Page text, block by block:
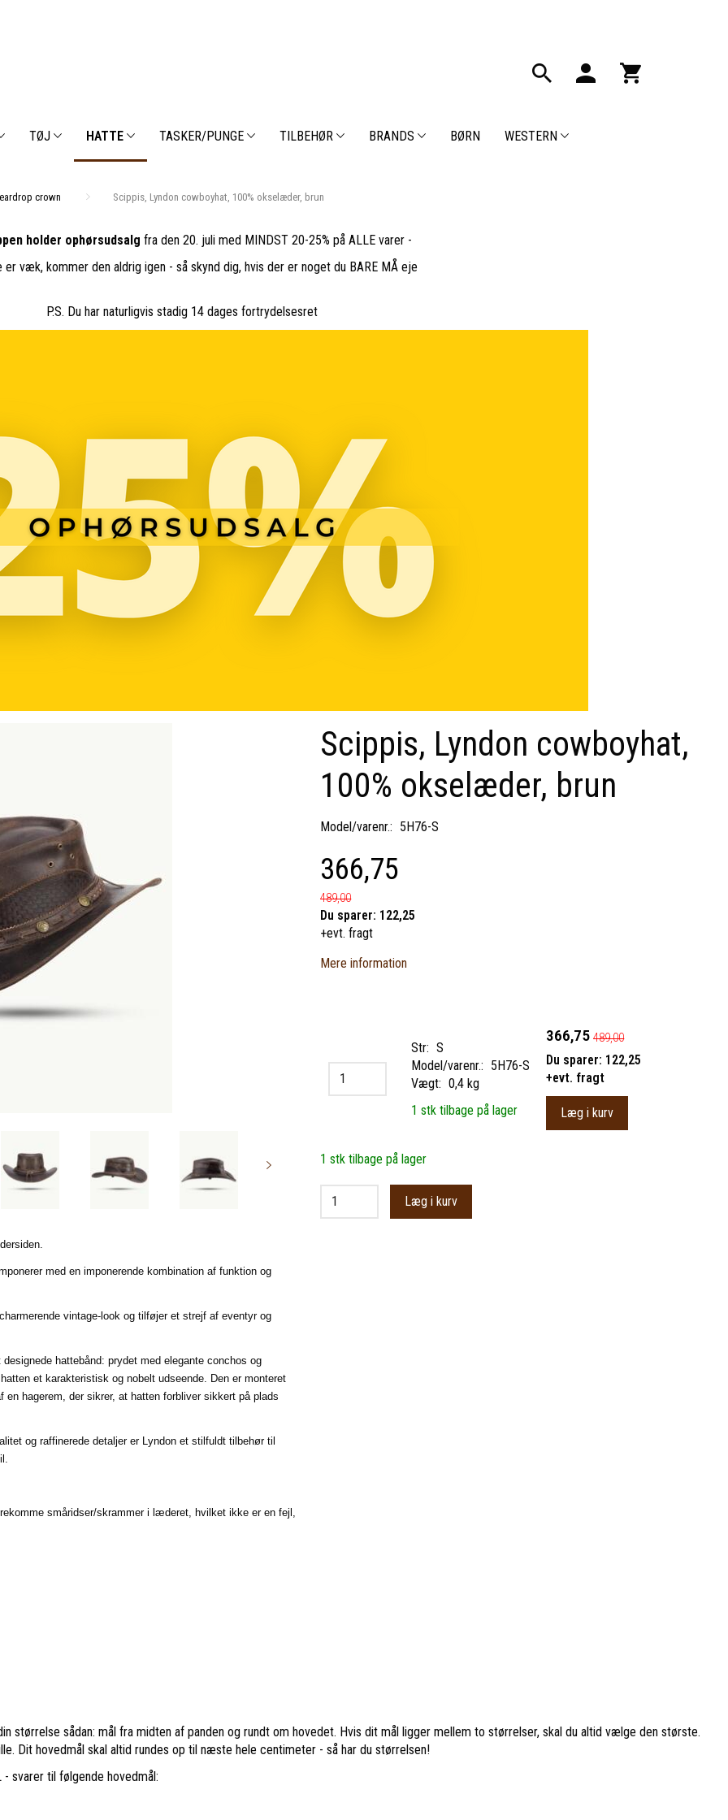
TØJ HATTE TASKER/PUNGE TILBEHØR BRANDS BØRN WESTERN
crown Scippis, Lyndon cowboyhat, 100% okselæder, brun
holder ophørsudsalg fra den 20. juli med MINDST 20-25% på ALLE varer -
er væk, kommer den aldrig igen - så skynd dig, hvis der er noget du BARE MÅ eje
P.S. Du har naturligvis stadig 14 dages fortrydelsesret
med en imponerende kombination af funktion og
vintage-look og tilføjer et strejf af eventyr og
hattebånd: prydet med elegante conchos og
et karakteristisk og nobelt udseende. Den er monteret
hagerem, der sikrer, at hatten forbliver sikkert på plads
og raffinerede detaljer er Lyndon et stilfuldt tilbehør til
småridser/skrammer i læderet, hvilket ikke er en fejl,
Scippis, Lyndon cowboyhat,
100% okselæder, brun
Model/varenr.: 5H76-S
366,75
489,00
Du sparer: 122,25
+evt. fragt
Mere information
Str: S
Model/varenr.: 5H76-S
Vægt: 0,4 kg
1 stk tilbage på lager
366,75 489,00
Du sparer: 122,25
+evt. fragt
Læg i kurv
1 stk tilbage på lager
Læg i kurv
størrelse sådan: mål fra midten af panden og rundt om hovedet. Hvis dit mål ligger mellem to størrelser, skal du altid vælge den største.
Dit hovedmål skal altid rundes op til næste hele centimeter - så har du størrelsen!
svarer til følgende hovedmål: